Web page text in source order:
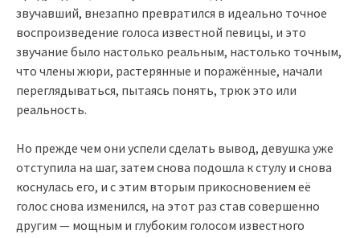
звучавший, внезапно превратился в идеально точное
воспроизведение голоса известной певицы, и это
звучание было настолько реальным, настолько точным,
что члены жюри, растерянные и поражённые, начали
переглядываться, пытаясь понять, трюк это или
реальность.
Но прежде чем они успели сделать вывод, девушка уже
отступила на шаг, затем снова подошла к стулу и снова
коснулась его, и с этим вторым прикосновением её
голос снова изменился, на этот раз став совершенно
другим — мощным и глубоким голосом известного